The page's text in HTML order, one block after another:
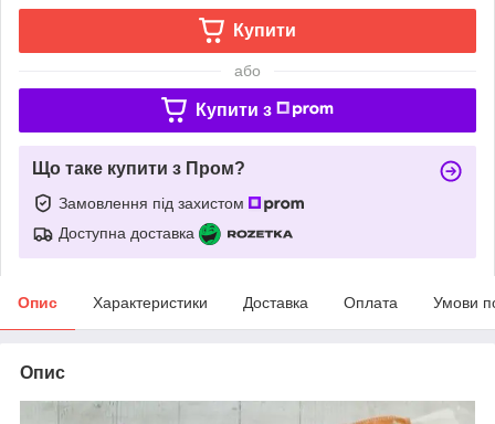
Купити
або
Купити з
Що таке купити з Пром?
Замовлення під захистом
Доступна доставка
Опис Характеристики Доставка Оплата Умови
Опис